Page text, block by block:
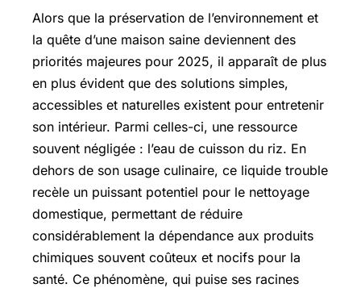
Alors que la préservation de l’environnement et
la quête d’une maison saine deviennent des
priorités majeures pour 2025, il apparaît de plus
en plus évident que des solutions simples,
accessibles et naturelles existent pour entretenir
son intérieur. Parmi celles-ci, une ressource
souvent négligée : l’eau de cuisson du riz. En
dehors de son usage culinaire, ce liquide trouble
recèle un puissant potentiel pour le nettoyage
domestique, permettant de réduire
considérablement la dépendance aux produits
chimiques souvent coûteux et nocifs pour la
santé. Ce phénomène, qui puise ses racines